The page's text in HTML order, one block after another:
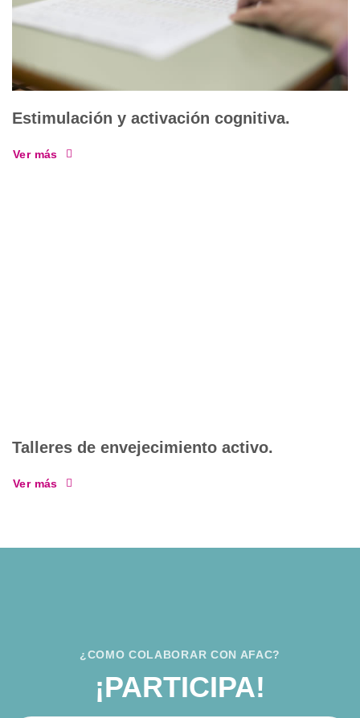
Estimulación y activación cognitiva.
Ver más
Talleres de envejecimiento activo.
Ver más
¿COMO COLABORAR CON AFAC?
¡PARTICIPA!